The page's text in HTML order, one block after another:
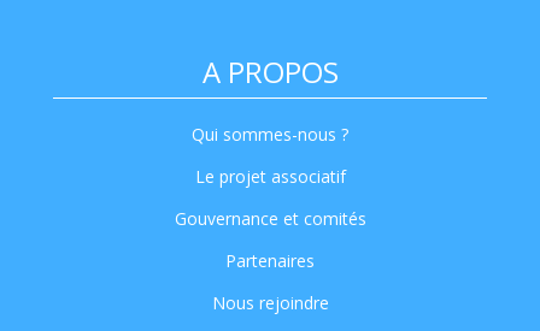
A PROPOS
Qui sommes-nous ?
Le projet associatif
Gouvernance et comités
Partenaires
Nous rejoindre